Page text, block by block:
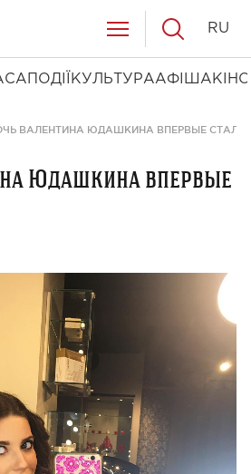
ПОДІЇ КУЛЬТУРААФІША КІНО
RU
ВАЛЕНТИНА ЮДАШКИНА ВПЕРВЫЕ
Юдашкина впервые